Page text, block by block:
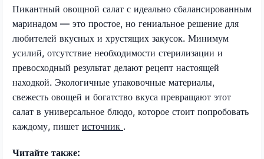
Пикантный овощной салат с идеально сбалансированным
маринадом — это простое, но гениальное решение для
любителей вкусных и хрустящих закусок. Минимум
усилий, отсутствие необходимости стерилизации и
превосходный результат делают рецепт настоящей
находкой. Экологичные упаковочные материалы,
свежесть овощей и богатство вкуса превращают этот
салат в универсальное блюдо, которое стоит попробовать
каждому, пишет источник .
Читайте также: